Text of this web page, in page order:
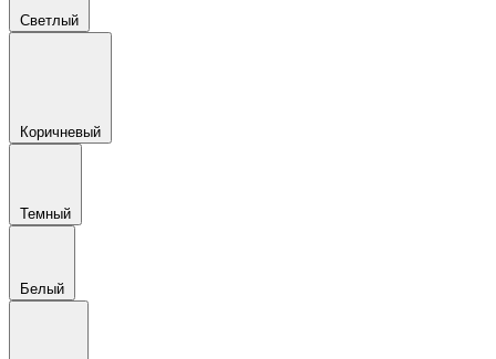
Светлый
Коричневый
Темный
Белый